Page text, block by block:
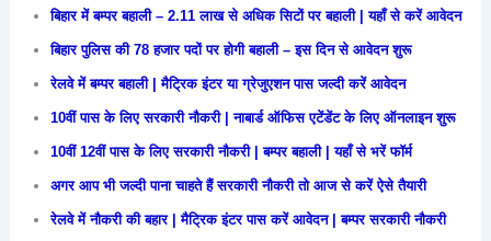
बिहार में बम्पर बहाली – 2.11 लाख से अधिक सिटों पर बहाली | यहाँ से करें आवेदन
बिहार पुलिस की 78 हजार पदों पर होगी बहाली – इस दिन से आवेदन शुरू
रेलवे में बम्पर बहाली | मैट्रिक इंटर या ग्रेजुएशन पास जल्दी करें आवेदन
10वीं पास के लिए सरकारी नौकरी | नाबार्ड ऑफिस एटेंडेंट के लिए ऑनलाइन शुरू
10वीं 12वीं पास के लिए सरकारी नौकरी | बम्पर बहाली | यहाँ से भरें फॉर्म
अगर आप भी जल्दी पाना चाहते हैं सरकारी नौकरी तो आज से करें ऐसे तैयारी
रेलवे में नौकरी की बहार | मैट्रिक इंटर पास करें आवेदन | बम्पर सरकारी नौकरी